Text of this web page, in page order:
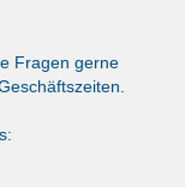
Fragen gerne